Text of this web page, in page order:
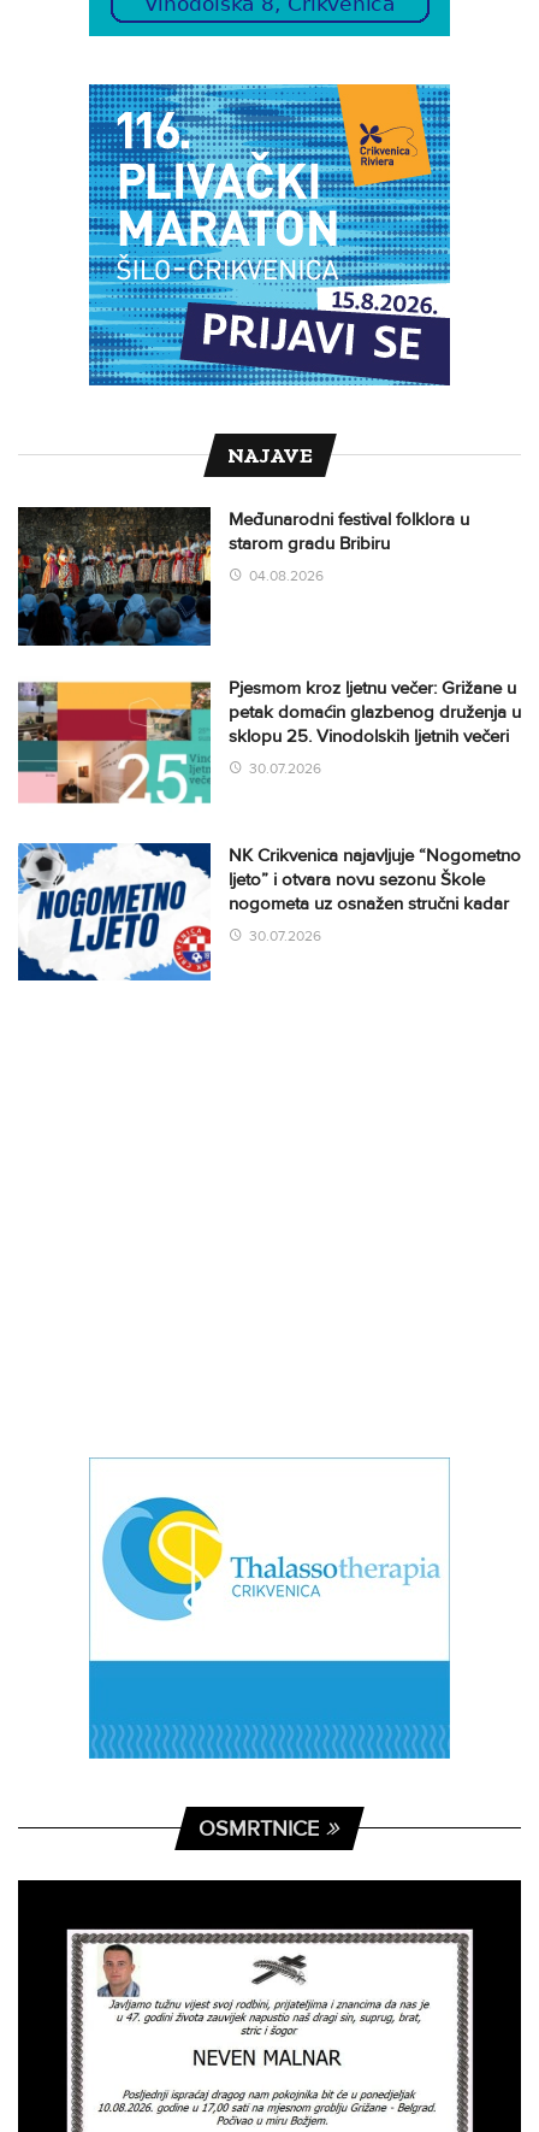
NAJAVE
Međunarodni festival folklora u
starom gradu Bribiru
04.08.2026
Pjesmom kroz ljetnu večer: Grižane u
petak domaćin glazbenog druženja u
sklopu 25. Vinodolskih ljetnih večeri
30.07.2026
NK Crikvenica najavljuje “Nogometno
ljeto” i otvara novu sezonu Škole
nogometa uz osnažen stručni kadar
30.07.2026
OSMRTNICE